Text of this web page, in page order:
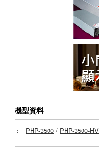
機型資料
： PHP-3500 / PHP-3500-HV